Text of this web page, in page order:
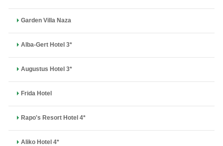
Garden Villa Naza
Alba-Gert Hotel 3*
Augustus Hotel 3*
Frida Hotel
Rapo's Resort Hotel 4*
Aliko Hotel 4*